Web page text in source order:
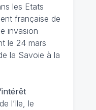
les Etats
française de
invasion
le 24 mars
la Savoie à la
l’Ile, le